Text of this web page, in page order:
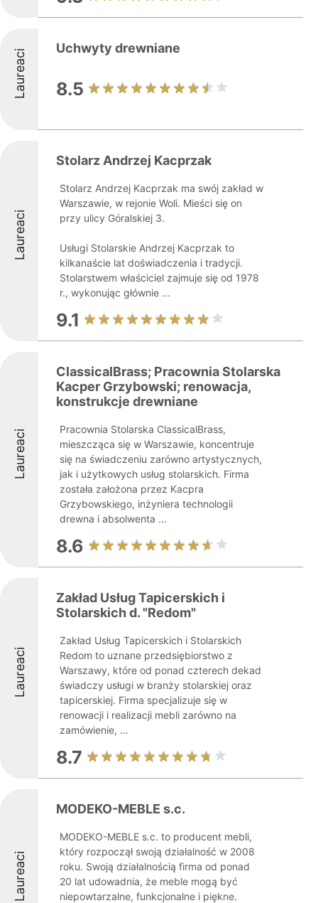
Laureaci Uchwyty drewniane
8.5
Laureaci
Stolarz Andrzej Kacprzak
Stolarz Andrzej Kacprzak ma swój zakład w
Warszawie, w rejonie Woli. Mieści się on
przy ulicy Góralskiej 3.
Usługi Stolarskie Andrzej Kacprzak to
kilkanaście lat doświadczenia i tradycji.
Stolarstwem właściciel zajmuje się od 1978
r., wykonując głównie ...
9.1
Laureaci
ClassicalBrass; Pracownia Stolarska
Kacper Grzybowski; renowacja,
konstrukcje drewniane
Pracownia Stolarska ClassicalBrass,
mieszcząca się w Warszawie, koncentruje
się na świadczeniu zarówno artystycznych,
jak i użytkowych usług stolarskich. Firma
została założona przez Kacpra
Grzybowskiego, inżyniera technologii
drewna i absolwenta ...
8.6
Laureaci
Zakład Usług Tapicerskich i
Stolarskich d. "Redom"
Zakład Usług Tapicerskich i Stolarskich
Redom to uznane przedsiębiorstwo z
Warszawy, które od ponad czterech dekad
świadczy usługi w branży stolarskiej oraz
tapicerskiej. Firma specjalizuje się w
renowacji i realizacji mebli zarówno na
zamówienie, ...
8.7
Laureaci
MODEKO-MEBLE s.c.
MODEKO-MEBLE s.c. to producent mebli,
który rozpoczął swoją działalność w 2008
roku. Swoją działalnością firma od ponad
20 lat udowadnia, że meble mogą być
niepowtarzalne, funkcjonalne i piękne.